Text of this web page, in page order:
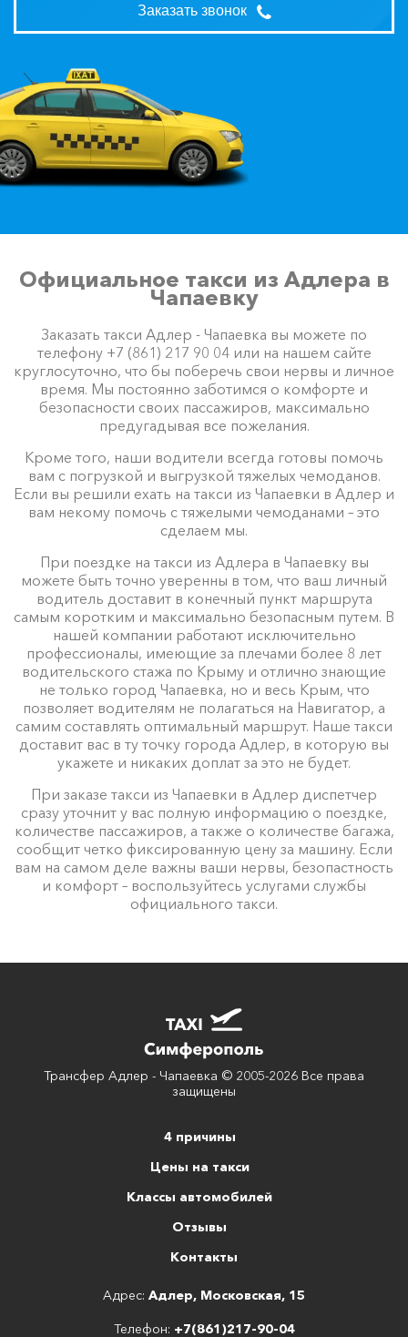
Заказать звонок
Официальное такси из Адлера в
Чапаевку
Заказать такси Адлер - Чапаевка вы можете по
телефону +7 (861) 217 90 04 или на нашем сайте
круглосуточно, что бы поберечь свои нервы и личное
время. Мы постоянно заботимся о комфорте и
безопасности своих пассажиров, максимально
предугадывая все пожелания.
Кроме того, наши водители всегда готовы помочь
вам с погрузкой и выгрузкой тяжелых чемоданов.
Если вы решили ехать на такси из Чапаевки в Адлер и
вам некому помочь с тяжелыми чемоданами – это
сделаем мы.
При поездке на такси из Адлера в Чапаевку вы
можете быть точно уверенны в том, что ваш личный
водитель доставит в конечный пункт маршрута
самым коротким и максимально безопасным путем. В
нашей компании работают исключительно
профессионалы, имеющие за плечами более 8 лет
водительского стажа по Крыму и отлично знающие
не только город Чапаевка, но и весь Крым, что
позволяет водителям не полагаться на Навигатор, а
самим составлять оптимальный маршрут. Наше такси
доставит вас в ту точку города Адлер, в которую вы
укажете и никаких доплат за это не будет.
При заказе такси из Чапаевки в Адлер диспетчер
сразу уточнит у вас полную информацию о поездке,
количестве пассажиров, а также о количестве багажа,
сообщит четко фиксированную цену за машину. Если
вам на самом деле важны ваши нервы, безопастность
и комфорт – воспользуйтесь услугами службы
официального такси.
Трансфер Адлер - Чапаевка © 2005-2026 Все права
защищены
4 причины
Цены на такси
Классы автомобилей
Отзывы
Контакты
Адрес: Адлер, Московская, 15
Телефон: +7(861)217-90-04